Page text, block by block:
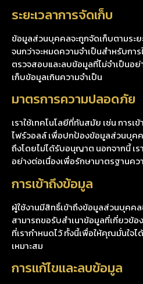
ระยะเวลาการจัดเก็บ
ข้อมูลส่วนบุคคลจะถูกจัดเก็บตามระ
จนกว่าจะหมดความจำเป็นสำหรับกา
ตรวจสอบและลบข้อมูลที่ไม่จำเป็นอ
เก็บข้อมูลเกินความจำเป็น
มาตรการความปลอดภัย
เราใช้เทคโนโลยีที่ทันสมัย เช่น การเ
ไฟร์วอลล์ เพื่อปกป้องข้อมูลส่วนบุคค
ถึงโดยไม่ได้รับอนุญาต นอกจากนี้ เ
อย่างต่อเนื่องเพื่อรักษามาตรฐานค
การเข้าถึงข้อมูล
ผู้ใช้งานมีสิทธิ์เข้าถึงข้อมูลส่วนบุคค
สามารถขอรับสำเนาข้อมูลที่เกี่ยว
ที่เรากำหนดไว้ ทั้งนี้เพื่อให้คุณมั่นใจ
เหมาะสม
การแก้ไขและลบข้อมูล